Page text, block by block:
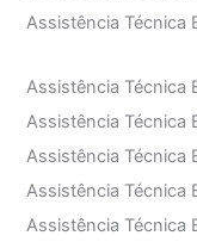
Assistência Técnica
Assistência Técnica
Assistência Técnica
Assistência Técnica
Assistência Técnica
Assistência Técnica